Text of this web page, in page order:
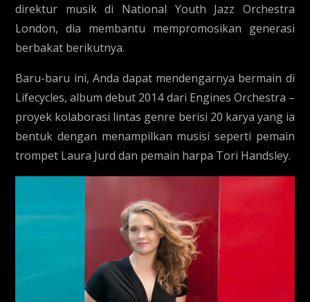
direktur musik di National Youth Jazz Orchestra
London, dia membantu mempromosikan generasi
berbakat berikutnya.
Baru-baru ini, Anda dapat mendengarnya bermain di
Lifecycles, album debut 2014 dari Engines Orchestra –
proyek kolaborasi lintas genre berisi 20 karya yang ia
bentuk dengan menampilkan musisi seperti pemain
trompet Laura Jurd dan pemain harpa Tori Handsley.